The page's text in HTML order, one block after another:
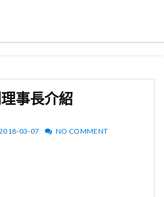
事長介紹
03-07 NO COMMENT